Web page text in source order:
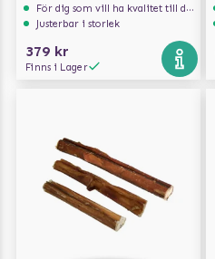
För dig som vill ha kvalitet till din hund!
Justerbar i storlek
379 kr
Finns i Lager